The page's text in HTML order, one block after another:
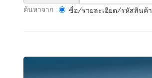
ค้นหาจาก :
ชื่อ/รายละเอียด/รหัสสินค้า